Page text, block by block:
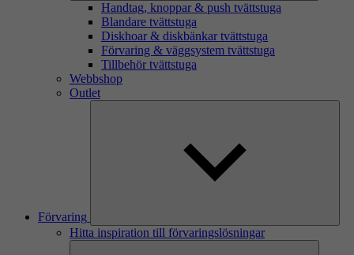
Handtag, knoppar & push tvättstuga
Blandare tvättstuga
Diskhoar & diskbänkar tvättstuga
Förvaring & väggsystem tvättstuga
Tillbehör tvättstuga
Webbshop
Outlet
Förvaring
Hitta inspiration till förvaringslösningar